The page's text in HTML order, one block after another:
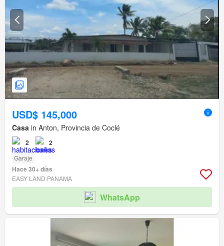
USD$ 145,000
Casa in Anton, Provincia de Coclé
2 2
Garaje
Hace 30+ días
EASY LAND PANAMA
WhatsApp